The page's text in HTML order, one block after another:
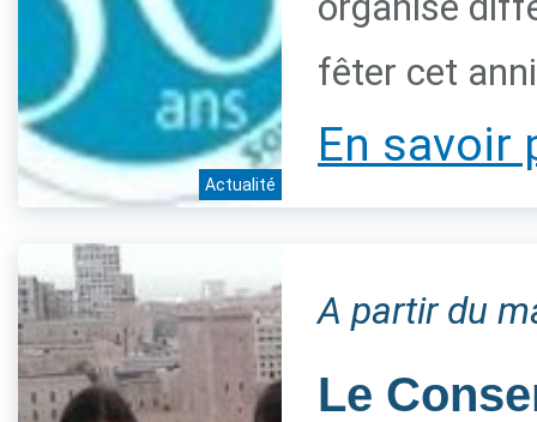
Actualité
fêter cet
En savoir
A partir du
Le